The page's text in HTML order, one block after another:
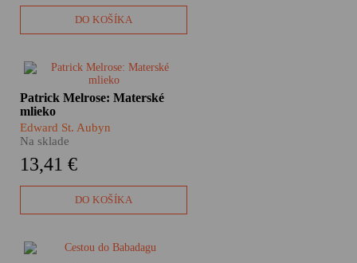
savant Daniel Tammet.
DO KOŠÍKA
Štvrté pokračovanie obľúbenej
knižnej série Edwarda St.
Aubyna o Patrickovi Melrosovi
pred nami otvára dospelý život
hlavného hrdinu. Aký bude
Patrick Melrose: Materské
mlieko
Edward St. Aubyn
Na sklade
13,41 €
DO KOŠÍKA